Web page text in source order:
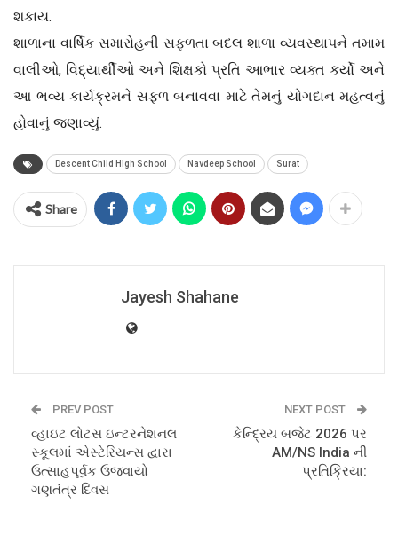
શકાય.
શાળાના વાર્ષિક સમારોહની સફળતા બદલ શાળા વ્યવસ્થાપને તમામ
વાલીઓ, વિદ્યાર્થીઓ અને શિક્ષકો પ્રતિ આભાર વ્યક્ત કર્યો અને
આ ભવ્ય કાર્યક્રમને સફળ બનાવવા માટે તેમનું યોગદાન મહત્વનું
હોવાનું જણાવ્યું.
Descent Child High School Navdeep School Surat
Share
Jayesh Shahane
PREV POST
વ્હાઇટ લોટસ ઇન્ટરનેશનલ
સ્કૂલમાં એસ્ટેરિયન્સ દ્વારા
ઉત્સાહપૂર્વક ઉજવાયો
ગણતંત્ર દિવસ
NEXT POST
કેન્દ્રિય બજેટ 2026 પર
AM/NS India ની
પ્રતિક્રિયા: